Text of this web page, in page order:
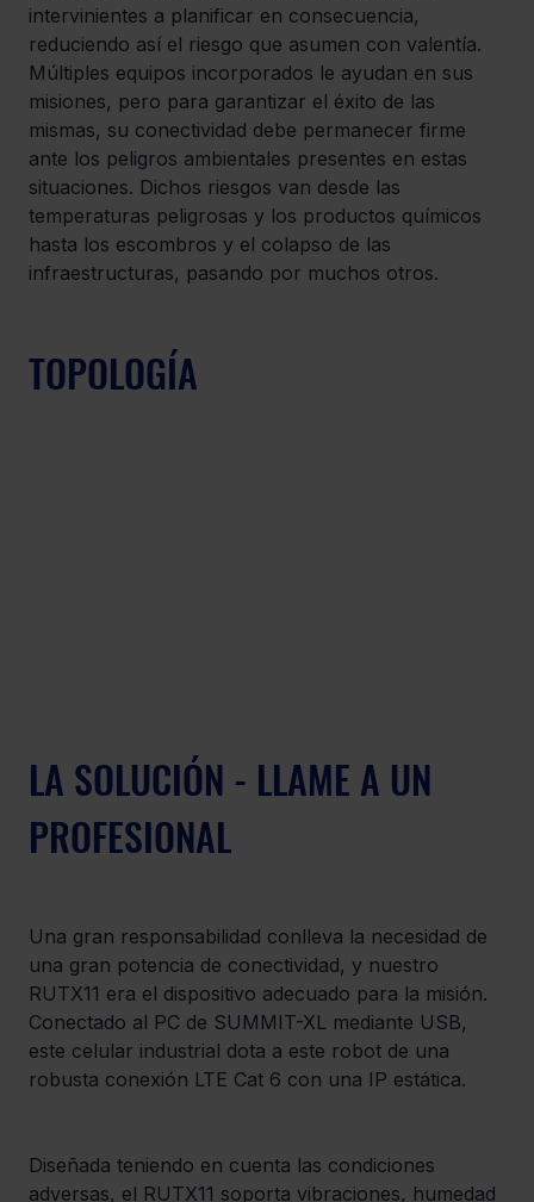
intervinientes a planificar en consecuencia,
reduciendo así el riesgo que asumen con valentía.
Múltiples equipos incorporados le ayudan en sus
misiones, pero para garantizar el éxito de las
mismas, su conectividad debe permanecer firme
ante los peligros ambientales presentes en estas
situaciones. Dichos riesgos van desde las
temperaturas peligrosas y los productos químicos
hasta los escombros y el colapso de las
infraestructuras, pasando por muchos otros.
TOPOLOGÍA
LA SOLUCIÓN - LLAME A UN
PROFESIONAL
Una gran responsabilidad conlleva la necesidad de
una gran potencia de conectividad, y nuestro
RUTX11 era el dispositivo adecuado para la misión.
Conectado al PC de SUMMIT-XL mediante USB,
este celular industrial dota a este robot de una
robusta conexión LTE Cat 6 con una IP estática.
Diseñada teniendo en cuenta las condiciones
adversas, el RUTX11 soporta vibraciones, humedad